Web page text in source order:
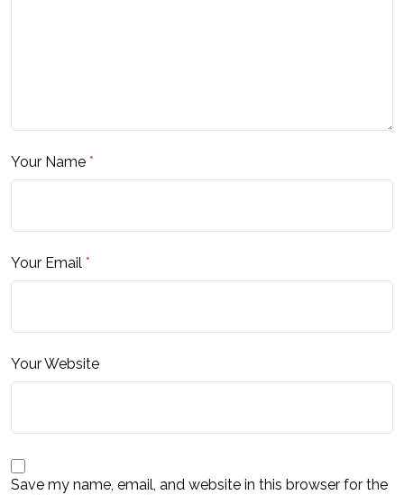
Your Name *
Your Email *
Your Website
Save my name, email, and website in this browser for the